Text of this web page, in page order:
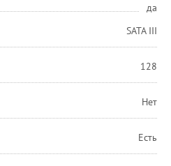
да
SATA III
128
Нет
Есть